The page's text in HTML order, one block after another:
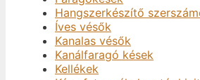
Hangszerkészítő
Íves vésők
Kanalas vésők
Kanálfaragó kések
Kellékek